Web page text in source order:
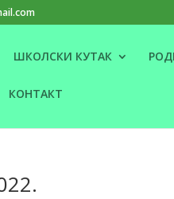
ШКОЛСКИ КУТАК
КОНТАКТ